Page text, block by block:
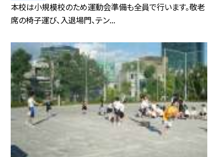
本校は小規模校のため運動会準備も全員で行います。敬老
席の椅子運び、入退場門、テン...